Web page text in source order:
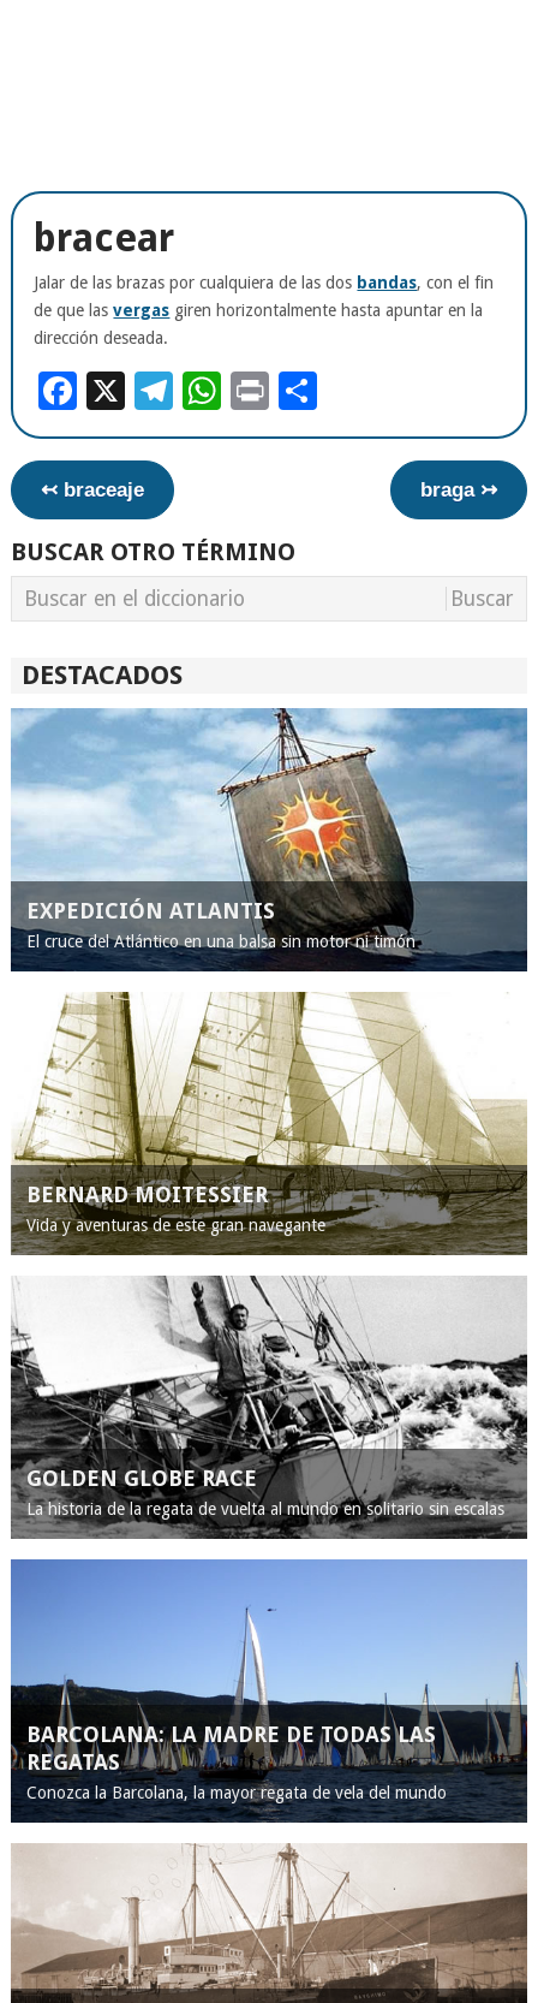
bracear
Jalar de las brazas por cualquiera de las dos bandas, con el fin
de que lasvergas giren horizontalmente hasta apuntar en la
dirección deseada.
Facebook
X Telegram
WhatsApp
Print
↢ braceaje braga ↣
BUSCAR OTRO TÉRMINO
DESTACADOS
EXPEDICIÓN ATLANTIS
El cruce del Atlántico en una balsa sin motor ni timón
BERNARD MOITESSIER
Vida y aventuras de este gran navegante
GOLDEN GLOBE RACE
La historia de la regata de vuelta al mundo en solitario sin escalas
BARCOLANA: LA MADRE DE TODAS LAS
REGATAS
Conozca la Barcolana, la mayor regata de vela del mundo